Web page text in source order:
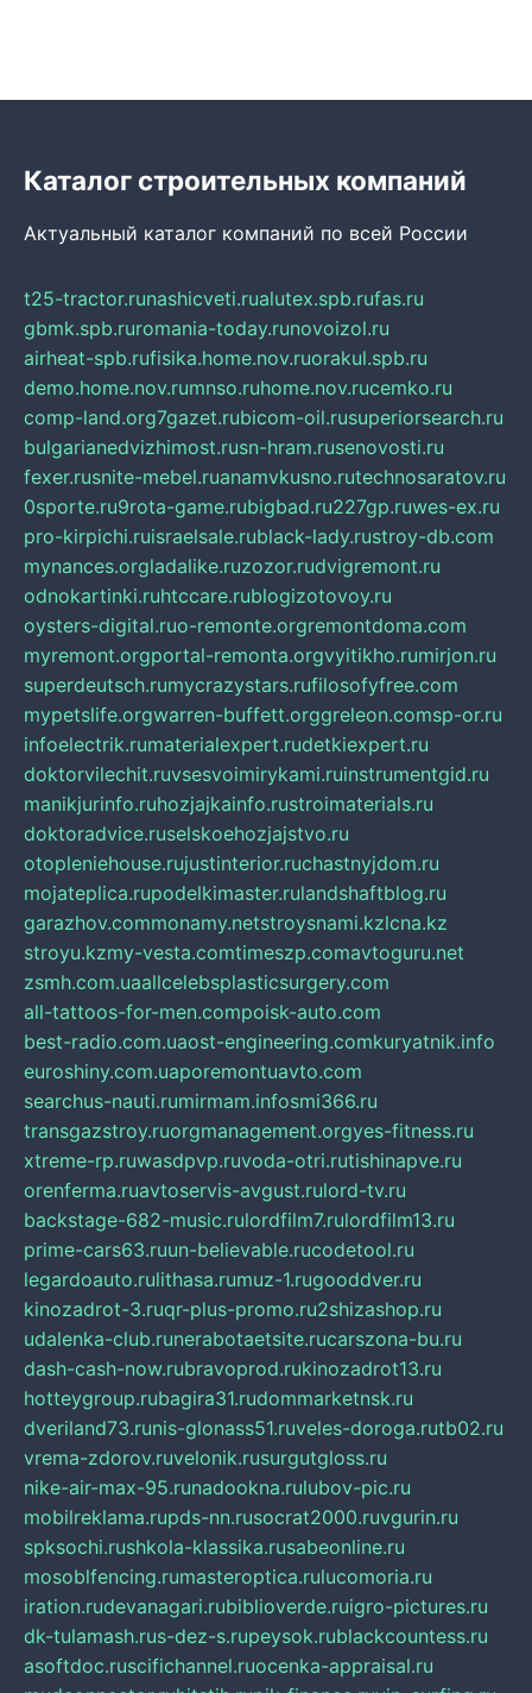
Каталог строительных компаний
Актуальный каталог компаний по всей России
t25-tractor.runashicveti.rualutex.spb.rufas.ru
gbmk.spb.ruromania-today.runovoizol.ru
airheat-spb.rufisika.home.nov.ruorakul.spb.ru
demo.home.nov.rumnso.ruhome.nov.rucemko.ru
comp-land.org7gazet.rubicom-oil.rusuperiorsearch.ru
bulgarianedvizhimost.rusn-hram.rusenovosti.ru
fexer.rusnite-mebel.ruanamvkusno.rutechnosaratov.ru
0sporte.ru9rota-game.rubigbad.ru227gp.ruwes-ex.ru
pro-kirpichi.ruisraelsale.rublack-lady.rustroy-db.com
mynances.orgladalike.ruzozor.rudvigremont.ru
odnokartinki.ruhtccare.rublogizotovoy.ru
oysters-digital.ruo-remonte.orgremontdoma.com
myremont.orgportal-remonta.orgvyitikho.rumirjon.ru
superdeutsch.rumycrazystars.rufilosofyfree.com
mypetslife.orgwarren-buffett.orggreleon.comsp-or.ru
infoelectrik.rumaterialexpert.rudetkiexpert.ru
doktorvilechit.ruvsesvoimirykami.ruinstrumentgid.ru
manikjurinfo.ruhozjajkainfo.rustroimaterials.ru
doktoradvice.ruselskoehozjajstvo.ru
otopleniehouse.rujustinterior.ruchastnyjdom.ru
mojateplica.rupodelkimaster.rulandshaftblog.ru
garazhov.commonamy.netstroysnami.kzlcna.kz
stroyu.kzmy-vesta.comtimeszp.comavtoguru.net
zsmh.com.uaallcelebsplasticsurgery.com
all-tattoos-for-men.compoisk-auto.com
best-radio.com.uaost-engineering.comkuryatnik.info
euroshiny.com.uaporemontuavto.com
searchus-nauti.rumirmam.infosmi366.ru
transgazstroy.ruorgmanagement.orgyes-fitness.ru
xtreme-rp.ruwasdpvp.ruvoda-otri.rutishinapve.ru
orenferma.ruavtoservis-avgust.rulord-tv.ru
backstage-682-music.rulordfilm7.rulordfilm13.ru
prime-cars63.ruun-believable.rucodetool.ru
legardoauto.rulithasa.rumuz-1.rugooddver.ru
kinozadrot-3.ruqr-plus-promo.ru2shizashop.ru
udalenka-club.runerabotaetsite.rucarszona-bu.ru
dash-cash-now.rubravoprod.rukinozadrot13.ru
hotteygroup.rubagira31.rudommarketnsk.ru
dveriland73.runis-glonass51.ruveles-doroga.rutb02.ru
vrema-zdorov.ruvelonik.rusurgutgloss.ru
nike-air-max-95.runadookna.rulubov-pic.ru
mobilreklama.rupds-nn.rusocrat2000.ruvgurin.ru
spksochi.rushkola-klassika.rusabeonline.ru
mosoblfencing.rumasteroptica.rulucomoria.ru
iration.rudevanagari.rubiblioverde.ruigro-pictures.ru
dk-tulamash.rus-dez-s.rupeysok.rublackcountess.ru
asoftdoc.ruscifichannel.ruocenka-appraisal.ru